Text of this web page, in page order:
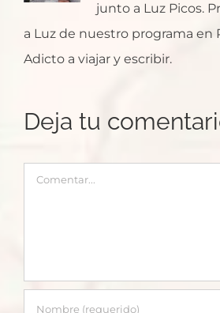
junto a Luz Picos.
a Luz de nuestro programa en
Adicto a viajar y escribir.
Deja tu
Comentar